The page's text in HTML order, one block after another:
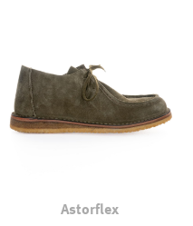
Astorflex